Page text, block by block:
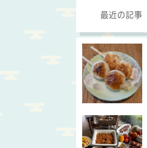
最近の記事